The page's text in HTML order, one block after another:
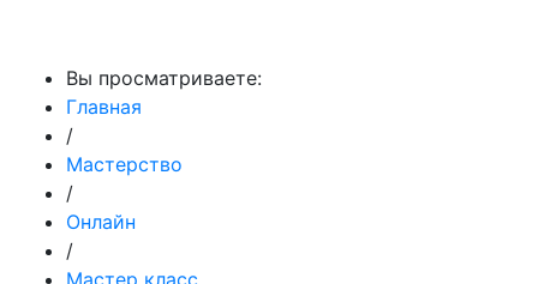
Вы просматриваете:
Главная
/
Мастерство
/
Онлайн
/
Мастер класс